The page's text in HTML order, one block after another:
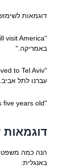
דוגמאות
באמריקה."
עברנו לתל
"She is five years old." – "היא בת חמש שנים."
דוגמאות
באנגלית: